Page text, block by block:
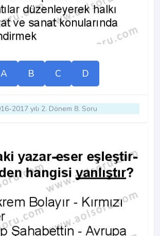
A B C D
2017 yılı 2. Dönem 8. Soru